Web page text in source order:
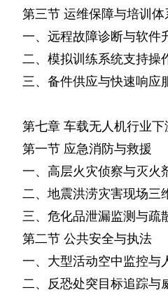
第三节 运维保障与培训体
一、远程故障诊断与软件
二、模拟训练系统支持操
三、备件供应与快速响应
第七章 车载无人机行业
第一节 应急消防与救援
一、高层火灾侦察与灭火
二、地震洪涝灾害现场三
三、危化品泄漏监测与疏
第二节 公共安全与执法
一、大型活动空中监控与
二、反恐处突目标追踪与